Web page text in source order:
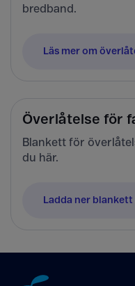
bredband.
Läs mer om
Överlåtelse för
Blankett för
du här.
Ladda ner